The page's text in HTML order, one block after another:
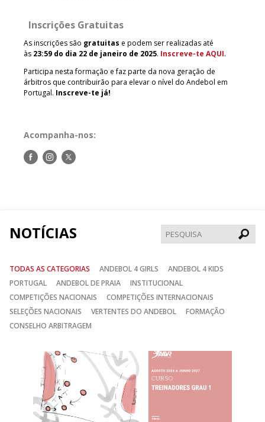
Inscrições Gratuitas
As inscrições são gratuitas e podem ser realizadas até
às 23:59 do dia 22 de janeiro de 2025. Inscreve-te AQUI.
Participa nesta formação e faz parte da nova geração de
árbitros que contribuirão para elevar o nível do Andebol em
Portugal. Inscreve-te já!
Acompanha-nos:
Siga-Siga-Siga-
NOTÍCIAS
TODAS AS CATEGORIAS ANDEBOL 4 GIRLS
ANDEBOL 4 KIDS
PORTUGAL
ANDEBOL DE PRAIA
INSTITUCIONAL
COMPETIÇÕES NACIONAIS
COMPETIÇÕES INTERNACIONAIS
SELEÇÕES NACIONAIS
VERTENTES DO ANDEBOL
FORMAÇÃO
CONSELHO ARBITRAGEM
Anterior